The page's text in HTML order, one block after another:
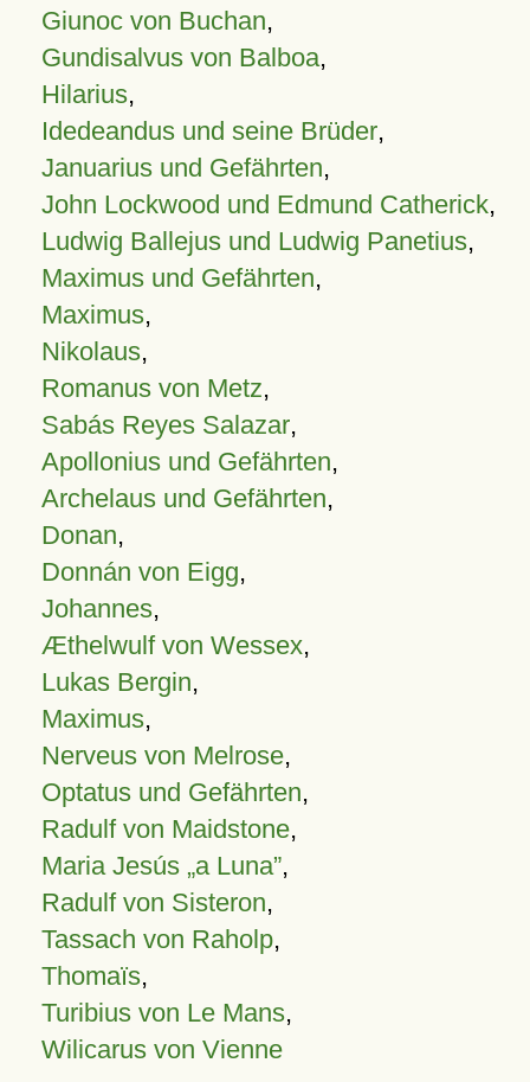
Giunoc von Buchan,
Gundisalvus von Balboa,
Hilarius,
Idedeandus und seine Brüder,
Januarius und Gefährten,
John Lockwood und Edmund Catherick,
Ludwig Ballejus und Ludwig Panetius,
Maximus und Gefährten,
Maximus,
Nikolaus,
Romanus von Metz,
Sabás Reyes Salazar,
Apollonius und Gefährten,
Archelaus und Gefährten,
Donan,
Donnán von Eigg,
Johannes,
Æthelwulf von Wessex,
Lukas Bergin,
Maximus,
Nerveus von Melrose,
Optatus und Gefährten,
Radulf von Maidstone,
Maria Jesús „a Luna”,
Radulf von Sisteron,
Tassach von Raholp,
Thomaïs,
Turibius von Le Mans,
Wilicarus von Vienne